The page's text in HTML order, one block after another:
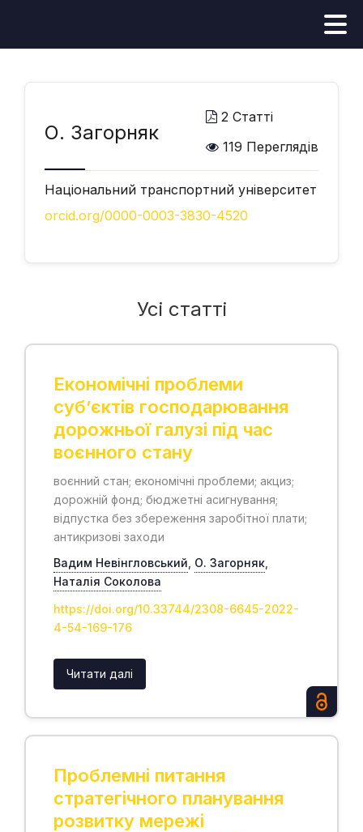
О. Загорняк
2 Статті
119 Переглядів
Національний транспортний університет
orcid.org/0000-0003-3830-4520
Усі статті
Економічні проблеми
суб’єктів господарювання
дорожньої галузі під час
воєнного стану
воєнний стан; економічні проблеми; акциз;
дорожній фонд; бюджетні асигнування;
відпустка без збереження заробітної плати;
антикризові заходи
Вадим Невінгловський О. Загорняк
Наталія Соколова
https://doi.org/10.33744/2308-6645-2022-
4-54-169-176
Читати далі
Проблемні питання
стратегічного планування
розвитку мережі